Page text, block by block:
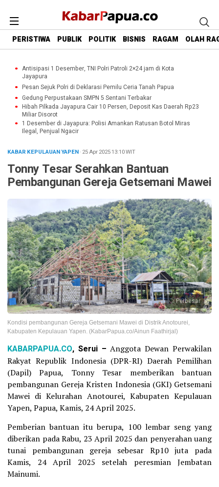
PERISTIWA PUBLIK POLITIK BISNIS RAGAM OLAH
Antisipasi 1 Desember, TNI Polri Patroli 2×24 jam di Kota
Jayapura
Pesan Sejuk Polri di Deklarasi Pemilu Ceria Tanah Papua
Gedung Perpustakaan SMPN 5 Sentani Terbakar
Hibah Pilkada Jayapura Cair 10 Persen, Deposit Kas Daerah Rp23
Miliar Disorot
1 Desember di Jayapura: Polisi Amankan Ratusan Botol Miras
Ilegal, Penjual Ngacir
KABAR KEPULAUAN YAPEN· 25 Apr 202513:10WIT
Tonny Tesar Serahkan Bantuan
Pembangunan Gereja Getsemani Mawei
Perbesar
Kondisi pembangunan Gereja Getsemani Mawei di Distrik Anotourei,
Kabupaten Kepulauan Yapen. (KabarPapua.co/Ainun Faathirjal)
KABARPAPUA.CO, Serui – Anggota Dewan Perwakilan
Rakyat Republik Indonesia (DPR-RI) Daerah Pemilihan
(Dapil) Papua, Tonny Tesar memberikan bantuan
pembangunan Gereja Kristen Indonesia (GKI) Getsemani
Mawei di Kelurahan Anotourei, Kabupaten Kepulauan
Yapen, Papua, Kamis, 24 April 2025.
Pemberian bantuan itu berupa, 100 lembar seng yang
diberikan pada Rabu, 23 April 2025 dan penyerahan uang
tunai pembangunan gereja sebesar Rp10 juta pada
Kamis, 24 April 2025 setelah peresmian Jembatan
Mainumi.